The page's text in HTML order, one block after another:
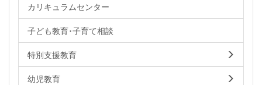
カリキュラムセンター
子ども教育･子育て相談
特別支援教育
幼児教育